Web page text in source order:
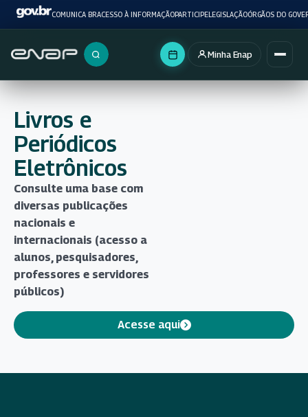
COMUNICA BRACESSO À INFORMAÇÃOPARTICIPELEGISLAÇÃOÓRGÃOS DO
Buscar no portal
Minha Enap
Livros e
Periódicos
Eletrônicos
Consulte uma base com
diversas publicações
nacionais e
internacionais (acesso a
alunos, pesquisadores,
professores e servidores
públicos)
Acesse aqui